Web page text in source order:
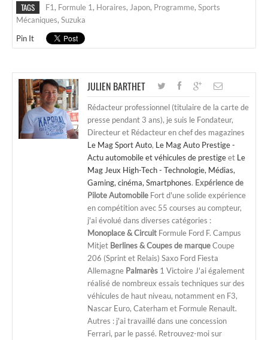
TAGS F1, Formule 1, Horaires, Japon, Programme, Sports
Mécaniques, Suzuka
Pin It
JULIEN BARTHET
Rédacteur professionnel (titulaire de la carte de
presse pendant 3 ans), je suis le Fondateur,
Directeur et Rédacteur en chef des magazines
Le Mag Sport Auto, Le Mag Auto Prestige -
Actu automobile et véhicules de prestigeet Le
Mag Jeux High-Tech - Technologie, Médias,
Gaming, cinéma, Smartphones. Expérience de
Pilote Automobile Fort d'une solide expérience
en compétition avec 55 courses au compteur,
j'ai évolué dans diverses catégories :
Monoplace & Circuit Formule Ford F. Campus
Mitjet Berlines & Coupes de marqueCoupe
206 (Sprint et Relais) Saxo Ford Fiesta
Allemagne Palmarès 1 Victoire J'ai également
réalisé de nombreux essais techniques sur des
véhicules de haut niveau, notamment en F3,
Nascar Euro, Caterham et Formule Renault.
Autres : j'ai travaillé dans une concession
Ferrari, par le passé. Retrouvez-moi sur